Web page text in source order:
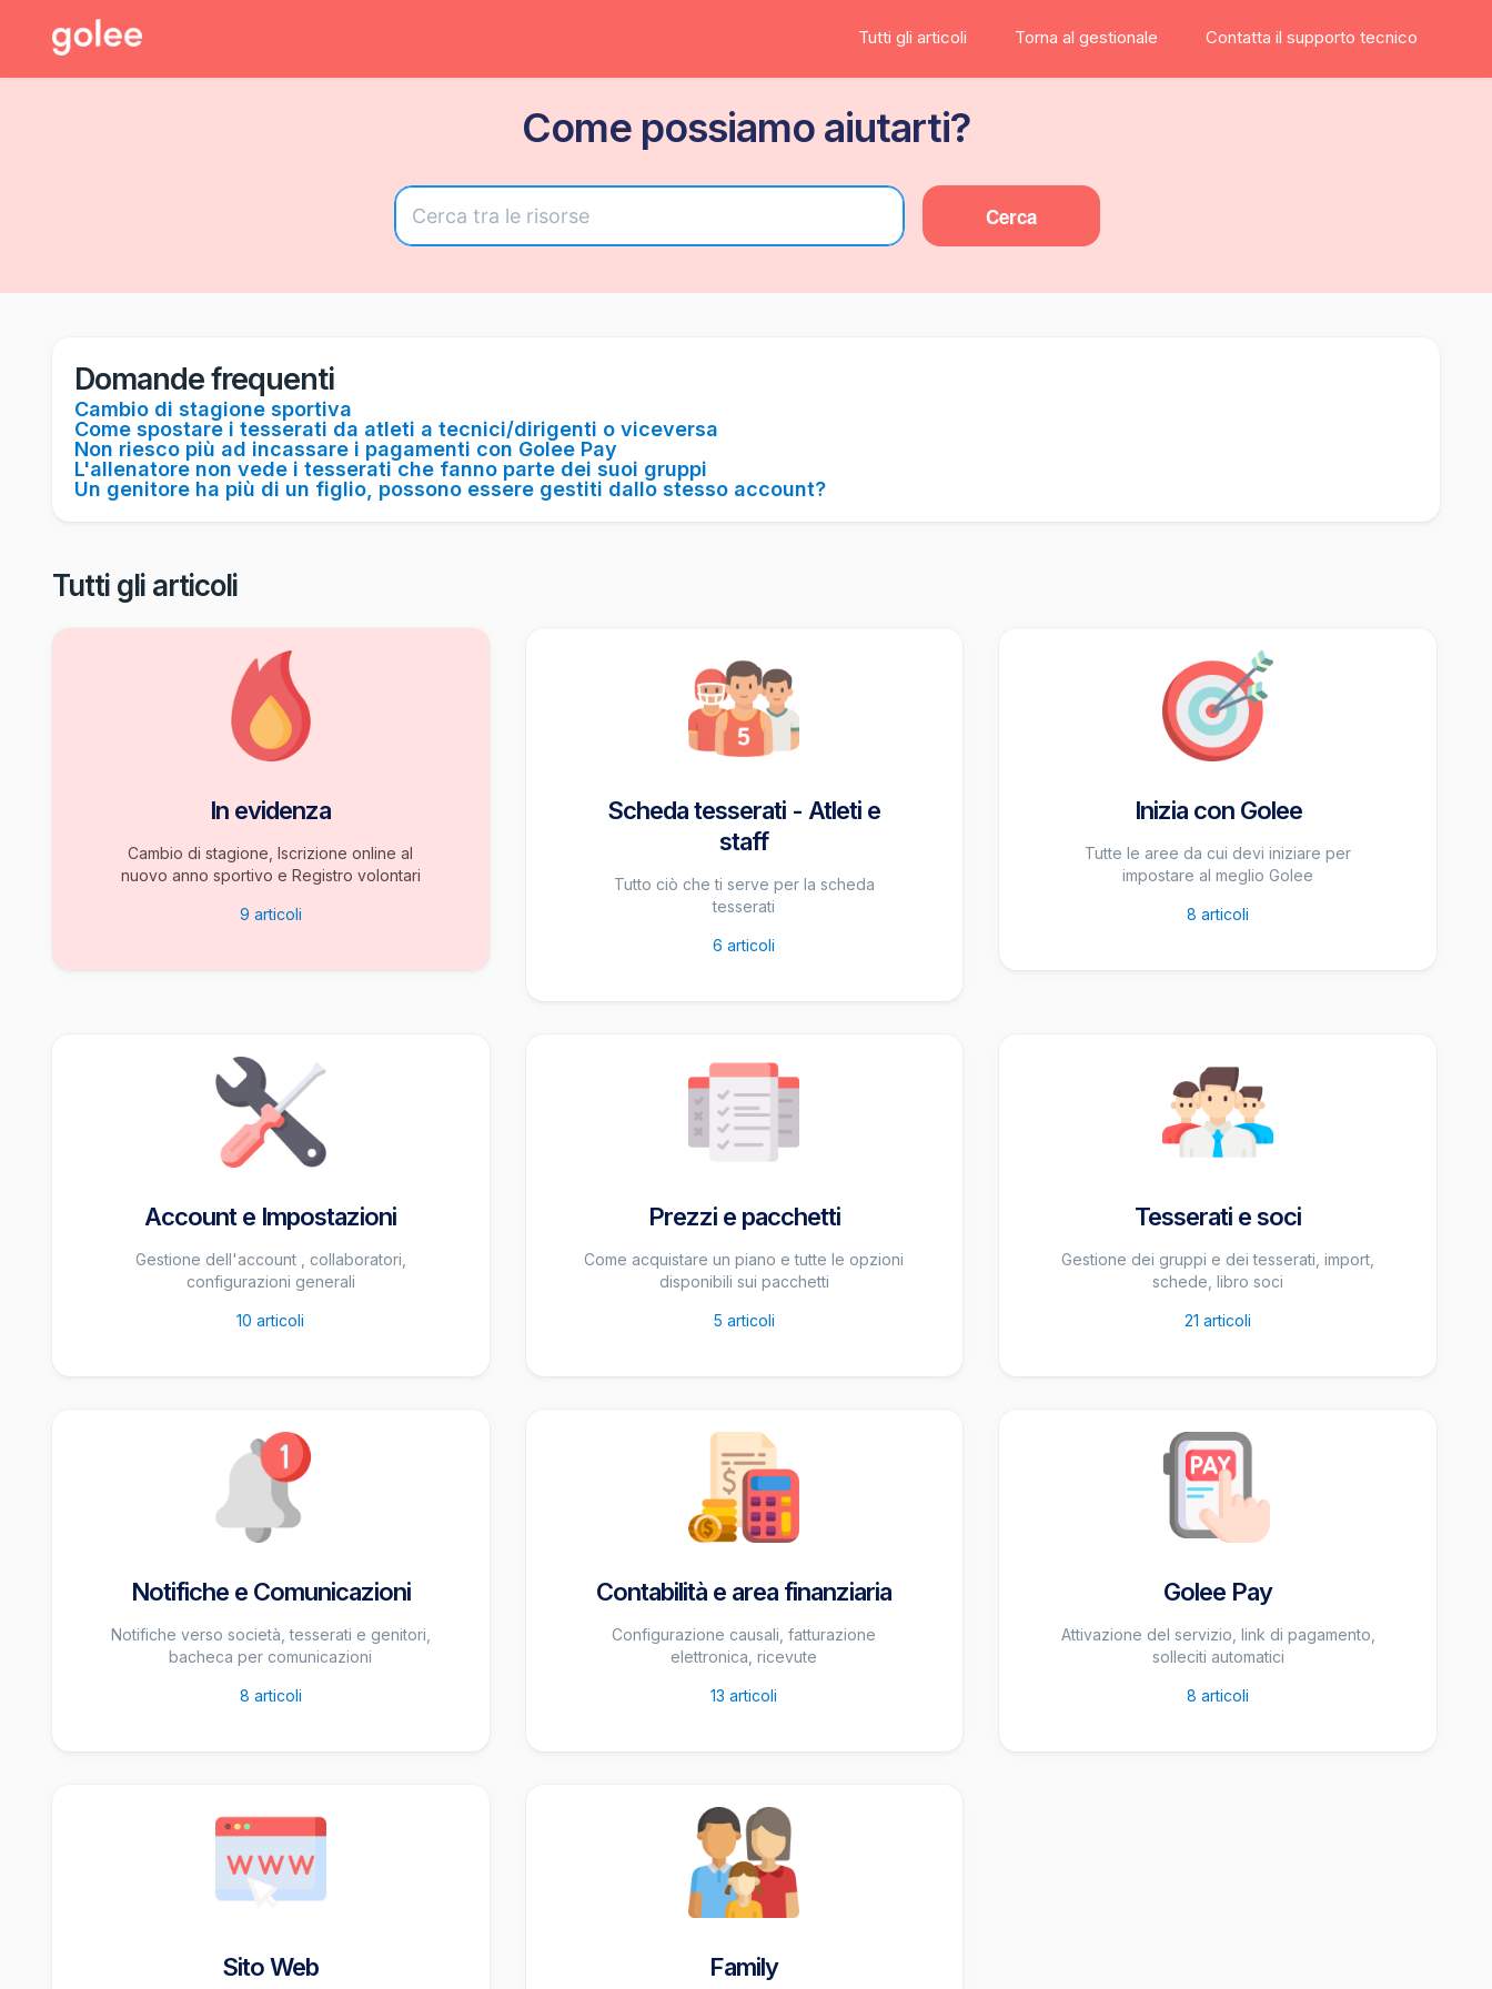
Tutti gli articoli Torna al gestionale Contatta il supporto tecnico
Come possiamo aiutarti?
Cerca
Domande frequenti
Cambio di stagione sportiva
Come spostare i tesserati da atleti a tecnici/dirigenti o viceversa
Non riesco più ad incassare i pagamenti con Golee Pay
L'allenatore non vede i tesserati che fanno parte dei suoi gruppi
Un genitore ha più di un figlio, possono essere gestiti dallo stesso account?
Tutti gli articoli
In evidenza
Cambio di stagione, Iscrizione online al
nuovo anno sportivo e Registro volontari
9 articoli
Scheda tesserati - Atleti e
staff
Tutto ciò che ti serve per la scheda
tesserati
6 articoli
Inizia con Golee
Tutte le aree da cui devi iniziare per
impostare al meglio Golee
8 articoli
Account e Impostazioni
Gestione dell'account , collaboratori,
configurazioni generali
10 articoli
Prezzi e pacchetti
Come acquistare un piano e tutte le opzioni
disponibili sui pacchetti
5 articoli
Tesserati e soci
Gestione dei gruppi e dei tesserati, import,
schede, libro soci
21 articoli
Notifiche e Comunicazioni
Notifiche verso società, tesserati e genitori,
bacheca per comunicazioni
8 articoli
Contabilità e area finanziaria
Configurazione causali, fatturazione
elettronica, ricevute
13 articoli
Golee Pay
Attivazione del servizio, link di pagamento,
solleciti automatici
8 articoli
Sito Web Family